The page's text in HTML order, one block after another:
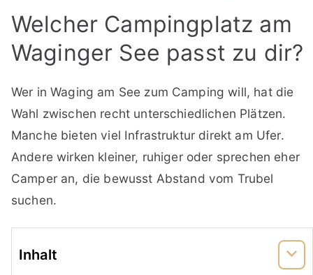
Welcher Campingplatz am
Waginger See passt zu dir?
Wer in Waging am See zum Camping will, hat die
Wahl zwischen recht unterschiedlichen Plätzen.
Manche bieten viel Infrastruktur direkt am Ufer.
Andere wirken kleiner, ruhiger oder sprechen eher
Camper an, die bewusst Abstand vom Trubel
suchen.
Inhalt